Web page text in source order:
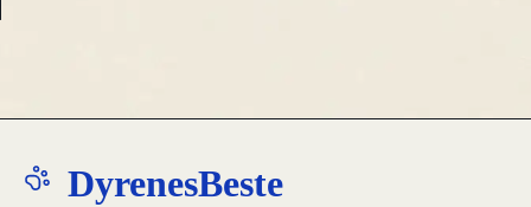
DyrenesBeste